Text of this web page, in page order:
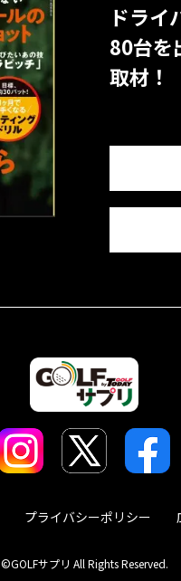
ドライ
80台を
取材！
プライバシーポリシー
©GOLFサプリ All Rights Reserved.